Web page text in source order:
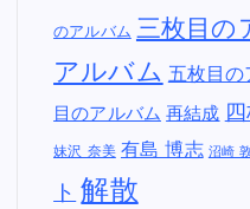
のアルバム 三枚目の
アルバム 五枚目の
目のアルバム 再結成
妹沢 奈美 有島 博志 沼崎
ト 解散